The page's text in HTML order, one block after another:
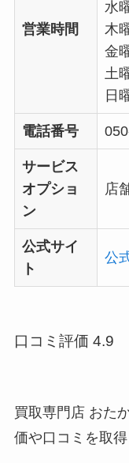
営業時間
水
木
金
土
日
電話番号
サービス
オプショ
ン
店
公式サイ
ト
公
口コミ評価 4.9
買取専門店 おた
価や口コミを取得